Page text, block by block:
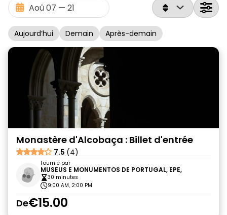
Aujourd’hui Demain Après-demain
Monastère d'Alcobaça : Billet d'entrée
7.5 (4)
Fournie par
MUSEUS E MONUMENTOS DE PORTUGAL, EPE,
30 minutes
9:00 AM, 2:00 PM
De€15.00